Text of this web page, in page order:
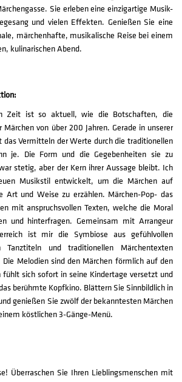
Sie erleben eine einzigartige Musik-
und vielen Effekten. Genießen Sie eine
märchenhafte, musikalische Reise bei einem
kulinarischen Abend.
Zeit ist so aktuell, wie die Botschaften, die
Märchen von über 200 Jahren. Gerade in unserer
das Vermitteln der Werte durch die traditionellen
je. Die Form und die Gegebenheiten sie zu
stetig, aber der Kern ihrer Aussage bleibt. Ich
Musikstil entwickelt, um die Märchen auf
Art und Weise zu erzählen. Märchen-Pop- das
mit anspruchsvollen Texten, welche die Moral
und hinterfragen. Gemeinsam mit Arrangeur
ist mir die Symbiose aus gefühlvollen
Tanztiteln und traditionellen Märchentexten
Melodien sind den Märchen förmlich auf den
fühlt sich sofort in seine Kindertage versetzt und
berühmte Kopfkino. Blättern Sie Sinnbildlich in
genießen Sie zwölf der bekanntesten Märchen
köstlichen 3-Gänge-Menü.
Überraschen Sie Ihren Lieblingsmenschen mit